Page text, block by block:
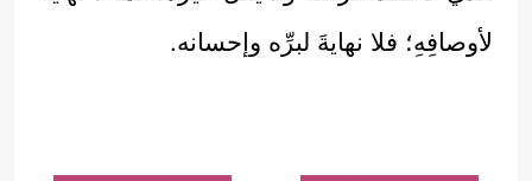
لأوصافِهِ؛ فلا نهايةَ لبرِّه وإحسانه.